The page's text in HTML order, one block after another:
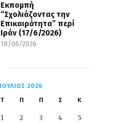
Εκπομπή
“Σχολιάζοντας την
Επικαιρότητα” περί
Ιράν (17/6/2026)
18/06/2026
ΙΟΎΛΙΟΣ 2026
Τ Π Π Σ Κ
1 2 3 4 5